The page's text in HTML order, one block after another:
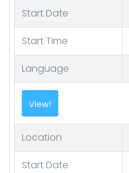
Start Date
Start Time
Language
View!
Location
Start Date